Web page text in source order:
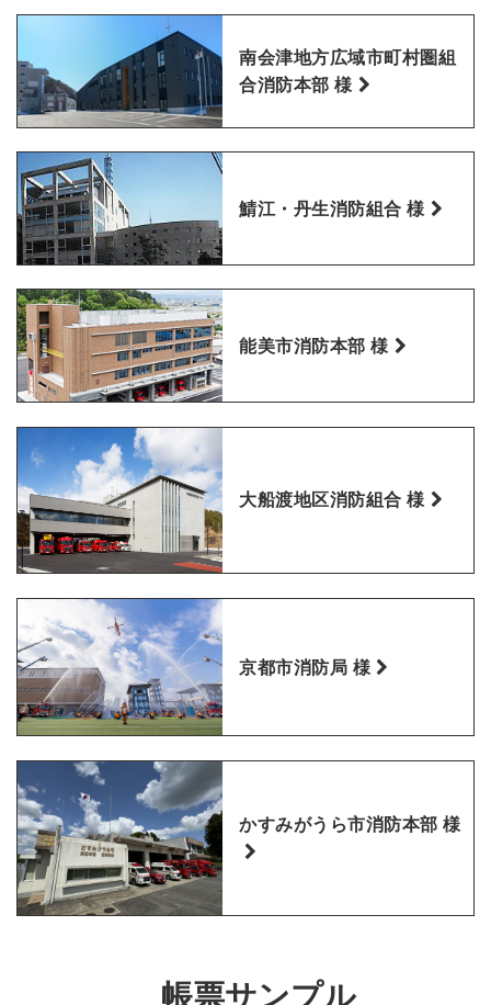
南会津地方広域市町村圏組
合消防本部 様
鯖江・丹生消防組合 様
能美市消防本部 様
大船渡地区消防組合 様
京都市消防局 様
かすみがうら市消防本部 様
帳票サンプル